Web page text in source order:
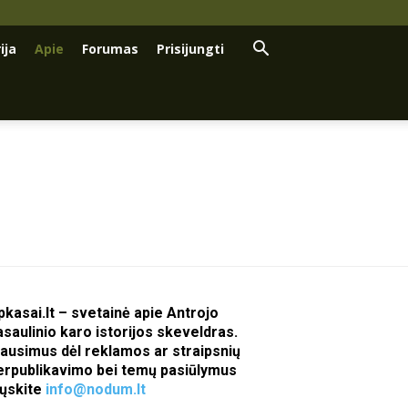
Apie Forumas Prisijungti
– svetainė apie Antrojo
karo istorijos skeveldras.
dėl reklamos ar straipsnių
bei temų pasiūlymus
info@nodum.lt